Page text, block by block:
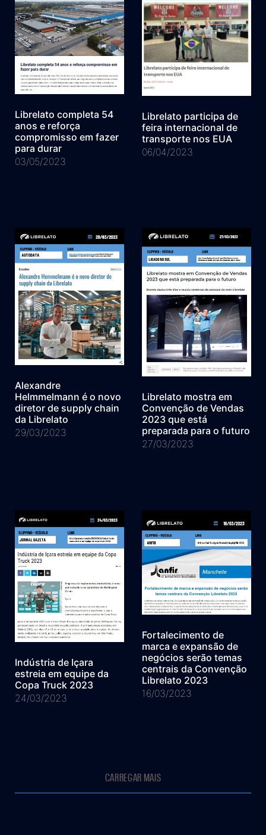
Librelato completa 54
anos e reforça
compromisso em fazer
para durar
03/05/2023
Librelato participa de
feira internacional de
transporte nos EUA
06/04/2023
Alexandre
Helmmelmann é o novo
diretor de supply chain
da Librelato
29/03/2023
Librelato mostra em
Convenção de Vendas
2023 que está
preparada para o futuro
27/03/2023
Indústria de Içara
estreia em equipe da
Copa Truck 2023
24/03/2023
Fortalecimento de
marca e expansão de
negócios serão temas
centrais da Convenção
Librelato 2023
16/03/2023
CARREGAR MAIS